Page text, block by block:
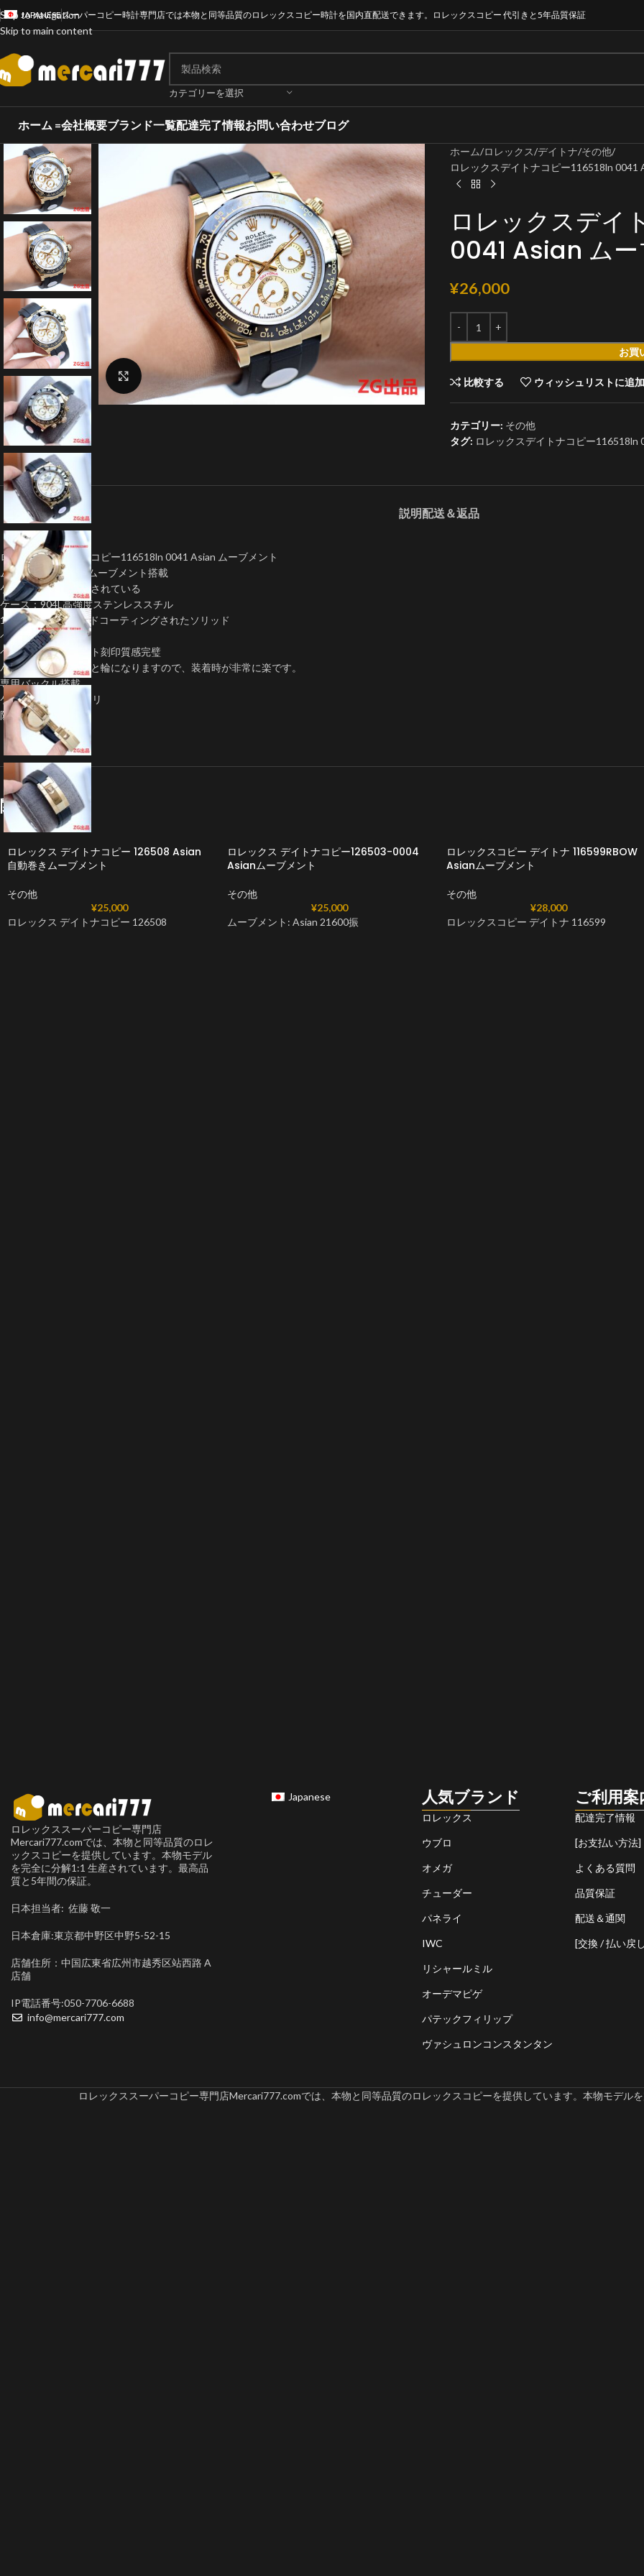
Skip to navigation
Skip to main content
JAPANESEスーパーコピー時計専門店では本物と同等品質のロレックスコピー時計を国内直配送できます。ロレックスコピー 代引きと5年品質保証
カテゴリーを選択
ホーム =会社概要ブランド一覧配達完了情報お問い合わせブログ
クリックで拡大
ホーム ロレックス デイトナ その他
ロレックスデイトナコピー116518ln 0041
ロレックスデイ
0041 Asian ム
¥26,000
お買
比較する ウィッシュリストに追
カテゴリー: その他
タグ: ロレックスデイトナコピー116518ln
説明配送＆返品
ロレックスデイトナコピー116518ln 0041 Asian ムーブメント
ムーブメントAsian ムーブメント搭載
ケース内側に刻印がされている
ケース：904L高強度ステンレススチル
18Kイエローゴールドコーティングされたソリッド
ベゼル: セラミック
ベルトはラバーベルト刻印質感完璧
バンドをセットすると輪になりますので、装着時が非常に楽です。
専用バックル搭載
ケース直径：約40ミリ
防水：5気圧防水
関連商品
ロレックス デイトナコピー 126508 Asian
自動巻きムーブメント
その他
¥25,000
ロレックス デイトナコピー 126508
ロレックス デイトナコピー126503-0004
Asianムーブメント
その他
¥25,000
ムーブメント: Asian 21600振
ロレックスコピー デイトナ 116599RBOW
Asianムーブメント
その他
¥28,000
ロレックスコピー デイトナ 116599
ロレックススーパーコピー専門店
Mercari777.comでは、本物と同等品質のロレ
ックスコピーを提供しています。本物モデル
を完全に分解1:1 生産されています。最高品
質と5年間の保証。
日本担当者: 佐藤 敬一
日本倉庫:東京都中野区中野5-52-15
店舗住所：中国広東省広州市越秀区站西路 A
店舗
IP電話番号:050-7706-6688
info@mercari777.com
Japanese 人気ブランド
ロレックス
ウブロ
オメガ
チューダー
パネライ
IWC
リシャールミル
オーデマピゲ
パテックフィリップ
ヴァシュロンコンスタンタン
ご利用案
配達完了情報
[お支払い方法]
よくある質問
品質保証
配送＆通関
[交換 / 払い戻
ロレックススーパーコピー専門店Mercari777.comでは、本物と同等品質のロレックスコピーを提供しています。本物モデル